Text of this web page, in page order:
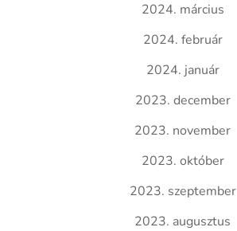
2024. március
2024. február
2024. január
2023. december
2023. november
2023. október
2023. szeptember
2023. augusztus